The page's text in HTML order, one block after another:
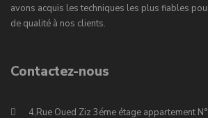
avons acquis les techniques les plus fiables
de qualité à nos clients.
Contactez-nous
4,Rue Oued Ziz 3éme étage appartement